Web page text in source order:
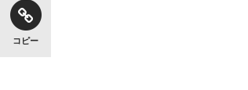
コピー